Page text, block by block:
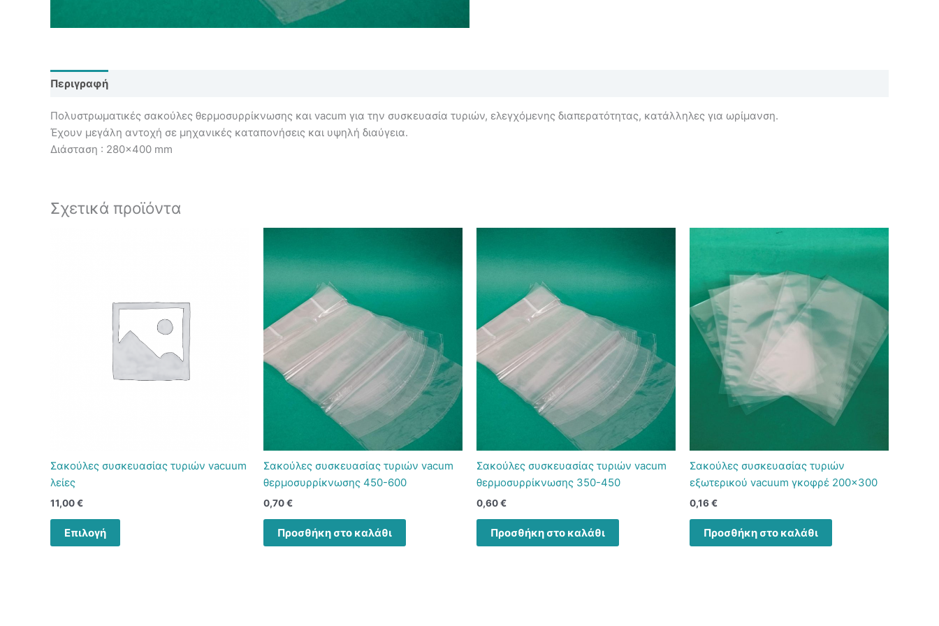
Περιγραφή
Πολυστρωματικές σακούλες θερμοσυρρίκνωσης και vacum για την συσκευασία τυριών, ελεγχόμενης διαπερατότητας, κατάλληλες για ωρίμανση.
Έχουν μεγάλη αντοχή σε μηχανικές καταπονήσεις και υψηλή διαύγεια.
Διάσταση : 280×400 mm
Σχετικά προϊόντα
Σακούλες συσκευασίας τυριών vacuum
λείες
11,00€
Επιλογή
Αυτό
Σακούλες συσκευασίας τυριών vacum
θερμοσυρρίκνωσης 450-600
0,70€
Προσθήκη στο καλάθι
Σακούλες συσκευασίας τυριών vacum
θερμοσυρρίκνωσης 350-450
0,60€
Προσθήκη στο καλάθι
Σακούλες συσκευασίας τυριών
εξωτερικού vacuum γκοφρέ 200×300
0,16€
Προσθήκη στο καλάθι